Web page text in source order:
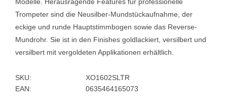
Trompeter sind die Neusilber-Mundstückaufnahme, der
eckige und runde Hauptstimmbogen sowie das Reverse-
Mundrohr. Sie ist in den Finishes goldlackiert, versilbert und
versilbert mit vergoldeten Applikationen erhältlich.
SKU:
XO1602SLTR
EAN:
0635464165073